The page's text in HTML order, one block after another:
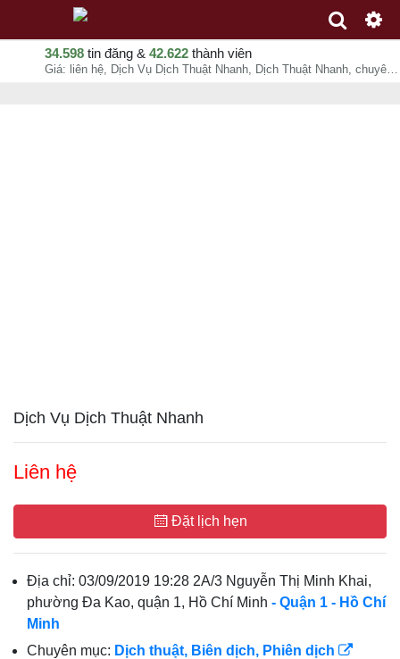
34.598 tin đăng & 42.622 thành viên
Giá: liên hệ, Dịch Vụ Dịch Thuật Nhanh, Dịch Thuật Nhanh, chuyên mục Dịch thuật, Biên dịch, Phiên dịch tại Quận 1 - Hồ Chí Minh - 08-08-2026 02:09:33
Dịch Vụ Dịch Thuật Nhanh
Liên hệ
Đặt lịch hẹn
Địa chỉ: 03/09/2019 19:28 2A/3 Nguyễn Thị Minh Khai,
phường Đa Kao, quận 1, Hồ Chí Minh - Quận 1 - Hồ Chí
Minh
Chuyên mục: Dịch thuật, Biên dịch, Phiên dịch